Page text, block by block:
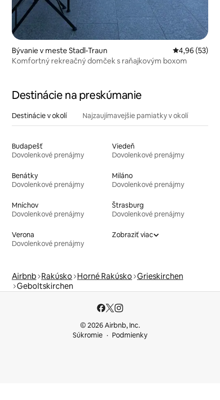
Bývanie v meste Stadl-Traun Priemerné
4,96 (53)
Komfortný rekreačný domček s raňajkovým boxom
Destinácie na preskúmanie
Destinácie v okolí Najzaujímavejšie pamiatky v okolí
Budapešť
Dovolenkové prenájmy
Viedeň
Dovolenkové prenájmy
Benátky
Dovolenkové prenájmy
Miláno
Dovolenkové prenájmy
Mníchov
Dovolenkové prenájmy
Štrasburg
Dovolenkové prenájmy
Verona
Dovolenkové prenájmy
Zobraziť viac
Airbnb Rakúsko Horné Rakúsko Grieskirchen
Geboltskirchen
© 2026 Airbnb, Inc.
Súkromie
Podmienky